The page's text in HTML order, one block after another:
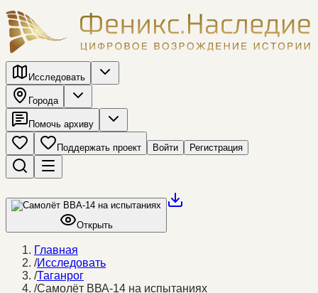
Исследовать
Города
Помочь архиву
Поддержать проект Войти Регистрация
Открыть
Главная
/Исследовать
/Таганрог
/Самолёт ВВА-14 на испытаниях